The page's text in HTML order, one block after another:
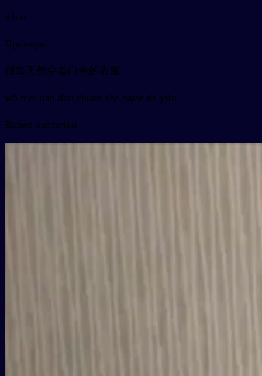
white
Примеры
我每天都穿着白色的衣服
wǒ měi tiān dōu chuān zhe báisè de yīfu
Видео карточки